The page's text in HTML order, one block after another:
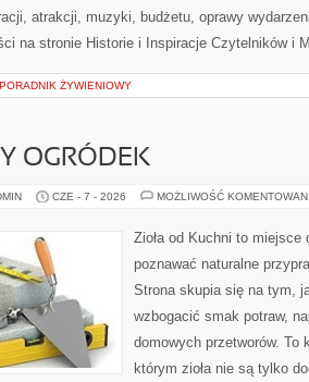
atrakcji, muzyki, budżetu, oprawy
na stronie Historie i Inspiracje Czytelników i
PORADNIK ŻYWIENIOWY
OGRÓDEK
CZE - 7 - 2026 MOŻLIWOŚĆ
Zioła od Kuchni to
poznawać naturalne
Strona skupia się na tym,
wzbogacić smak potraw,
domowych przetworów. To
którym zioła nie są tylko